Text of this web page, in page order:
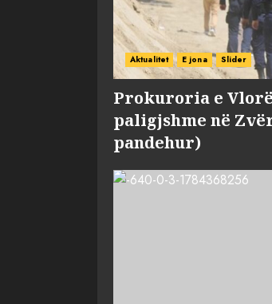
Aktualitet E jona Slider
Prokuroria e
paligjshme në
pandehur)